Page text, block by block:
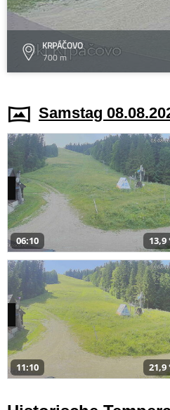
KRPÁČOVO
700 m
Samstag
06:10 13,9
11:10 21,9